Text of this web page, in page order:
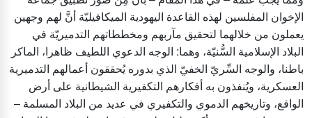
الإخوان المفلسين لهذه القاعدة اليهودية الميكافيليّة أنَّ لهم وجهين
يعملون من خلالهما لتحقيق مآربهم ومخططاتهم التدميريّة في
البلاد الإسلامية السُّنيّة، وهما: الوجه الدعوي اللطيف ظاهرا، الماكر
باطنا، والوجه السِّريّ الخفيّ الذي بدوره يُحققون أعمالهم التدميرية
العسكرية، ويُنفذون به أفكارهم التكفيرية الشيطانية على أرض
الواقع، وتاريخهم الدموي والتكفيري في عديد من البلاد المسلمة –